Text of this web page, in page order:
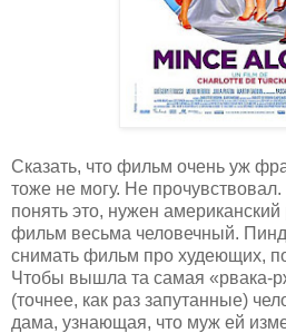
Сказать, что фильм очень уж
тоже не могу. Не
понять это, нужен
фильм весьма человечный.
снимать фильм про худеющих,
Чтобы вышла та самая «рвака-
(точнее, как раз запутанные)
дама, узнающая, что муж ей